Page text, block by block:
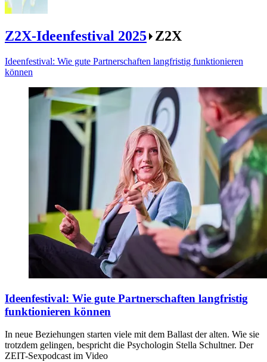
Z2X-Ideenfestival 2025 Z2X
Ideenfestival: Wie gute Partnerschaften langfristig funktionieren
können
Ideenfestival: Wie gute Partnerschaften langfristig
funktionieren können
In neue Beziehungen starten viele mit dem Ballast der alten. Wie sie
trotzdem gelingen, bespricht die Psychologin Stella Schultner. Der
ZEIT-Sexpodcast im Video